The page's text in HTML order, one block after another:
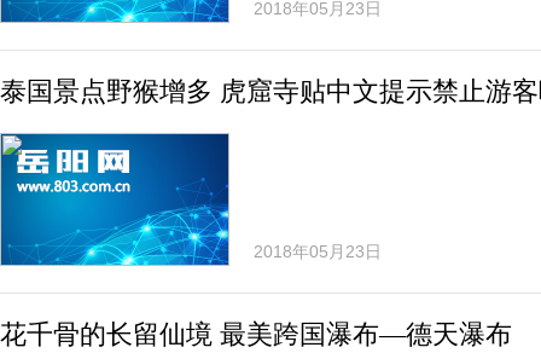
2018年05月23日
泰国景点野猴增多 虎窟寺贴中文提示禁止游
2018年05月23日
花千骨的长留仙境 最美跨国瀑布—德天瀑布